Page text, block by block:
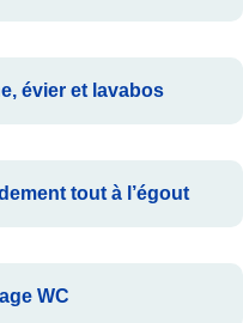
évier et lavabos
tout à l’égout
WC